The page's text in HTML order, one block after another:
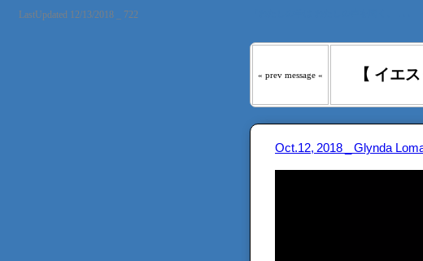
LastUpdated 12/13/2018 _ 722
« prev message « 【 イエ
Oct.12, 2018 _ Glynda